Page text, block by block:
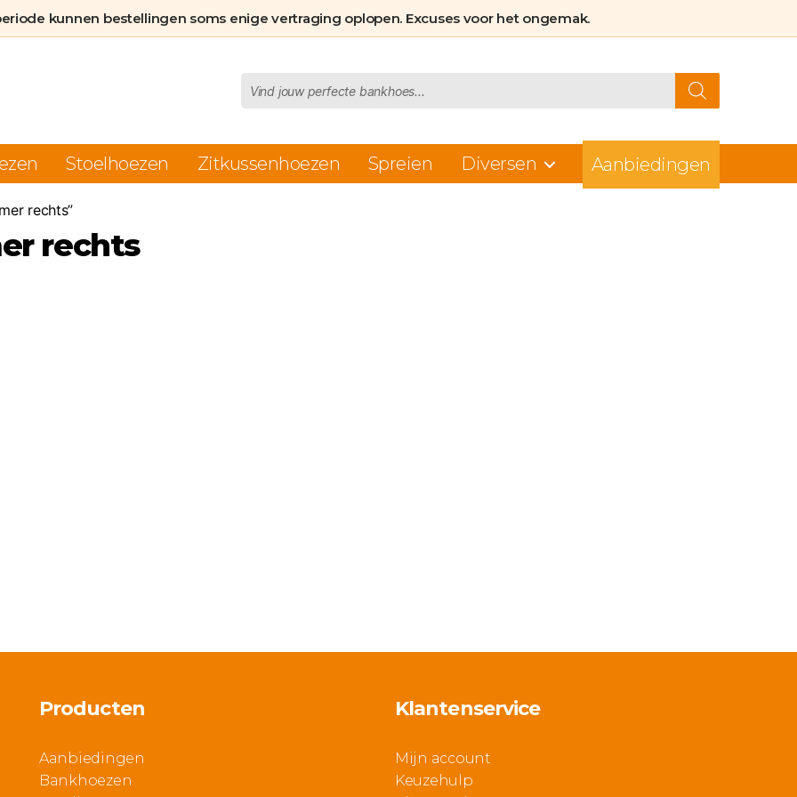
kunnen bestellingen soms enige vertraging oplopen. Excuses voor het ongemak.
zoeken
Stoelhoezen Zitkussenhoezen Spreien Diversen Aanbiedingen
rechts”
rechts
Producten
Aanbiedingen
Bankhoezen
Klantenservice
Mijn account
Keuzehulp